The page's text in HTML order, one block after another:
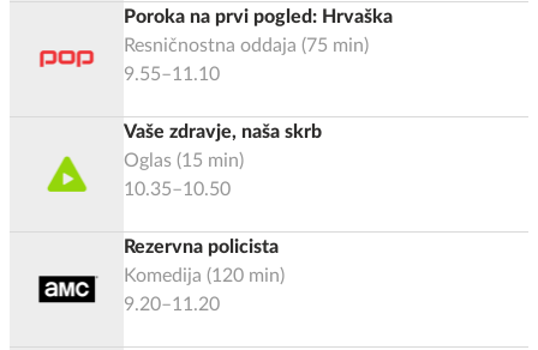
Poroka na prvi pogled: Hrvaška
Resničnostna oddaja (75 min)
9.55–11.10
Vaše zdravje, naša skrb
Oglas (15 min)
10.35–10.50
Rezervna policista
Komedija (120 min)
9.20–11.20